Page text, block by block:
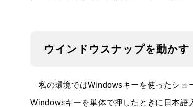
ウインドウスナップを動かす
私の環境ではWindowsキーを使ったショ
Windowsキーを単体で押したときに日本